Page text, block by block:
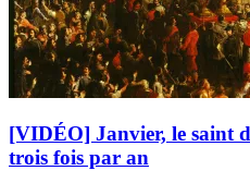
[VIDÉO] Janvier, le saint
trois fois par an